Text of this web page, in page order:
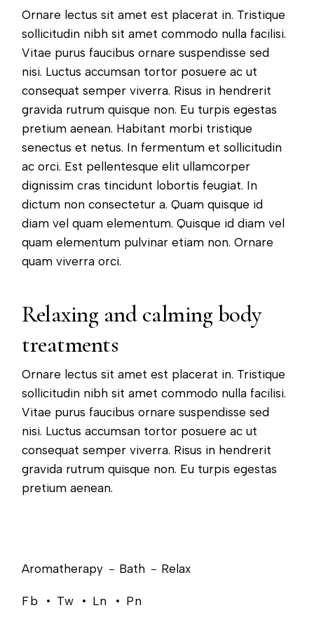
Ornare lectus sit amet est placerat in. Tristique
sollicitudin nibh sit amet commodo nulla facilisi.
Vitae purus faucibus ornare suspendisse sed
nisi. Luctus accumsan tortor posuere ac ut
consequat semper viverra. Risus in hendrerit
gravida rutrum quisque non. Eu turpis egestas
pretium aenean. Habitant morbi tristique
senectus et netus. In fermentum et sollicitudin
ac orci. Est pellentesque elit ullamcorper
dignissim cras tincidunt lobortis feugiat. In
dictum non consectetur a. Quam quisque id
diam vel quam elementum. Quisque id diam vel
quam elementum pulvinar etiam non. Ornare
quam viverra orci.
Relaxing and calming body
treatments
Ornare lectus sit amet est placerat in. Tristique
sollicitudin nibh sit amet commodo nulla facilisi.
Vitae purus faucibus ornare suspendisse sed
nisi. Luctus accumsan tortor posuere ac ut
consequat semper viverra. Risus in hendrerit
gravida rutrum quisque non. Eu turpis egestas
pretium aenean.
Aromatherapy Bath Relax
Fb Tw Ln Pn